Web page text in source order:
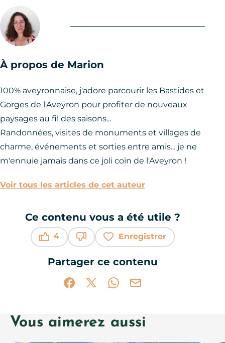
À propos de Marion
100% aveyronnaise, j'adore parcourir les Bastides et
Gorges de l'Aveyron pour profiter de nouveaux
paysages au fil des saisons...
Randonnées, visites de monuments et villages de
charme, événements et sorties entre amis... je ne
m'ennuie jamais dans ce joli coin de l'Aveyron !
Voir tous les articles de cet auteur
Ce contenu vous a été utile ?
4
Enregistrer
Partager ce contenu
Partager sur Facebook (nouvelle
Partager sur X / Twitter (nouvelle
Partager sur WhatsApp
Partager par mail
Vous aimerez aussi